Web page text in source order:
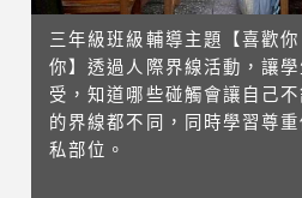
三年級班級輔導主題【喜歡
你】透過人際界線活動，讓
受，知道哪些碰觸會讓自己
的界線都不同，同時學習尊
私部位。